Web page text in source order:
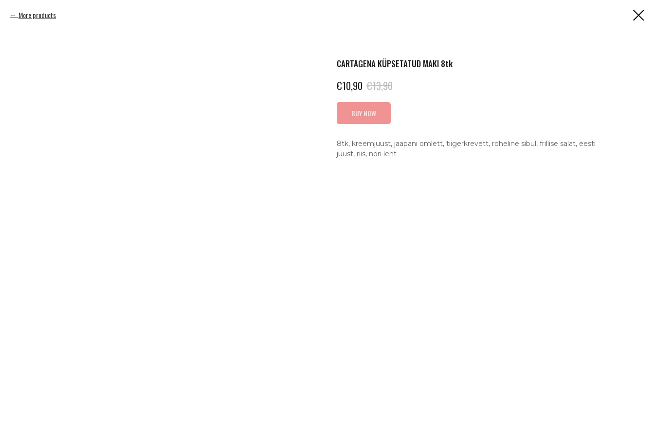
More products
CARTAGENA KÜPSETATUD MAKI 8tk
€10,90 €13,90
BUY NOW
8tk, kreemjuust, jaapani omlett, tiigerkrevett, roheline sibul, frillise salat, eesti
juust, riis, nori leht